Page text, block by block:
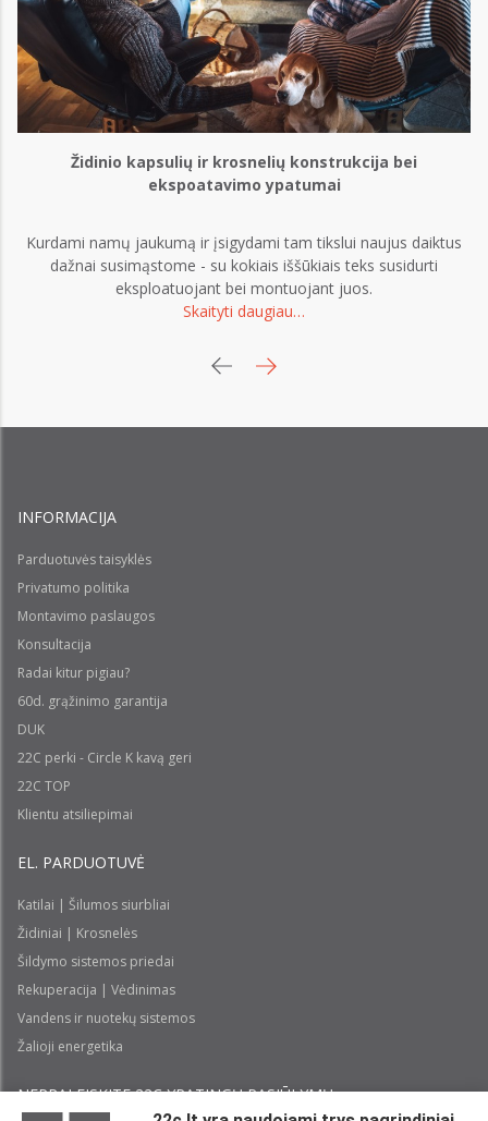
Židinio kapsulių ir krosnelių konstrukcija bei
ekspoatavimo ypatumai
Kurdami namų jaukumą ir įsigydami tam tikslui naujus daiktus
dažnai susimąstome - su kokiais iššūkiais teks susidurti
eksploatuojant bei montuojant juos.
Skaityti daugiau…
INFORMACIJA
Parduotuvės taisyklės
Privatumo politika
Montavimo paslaugos
Konsultacija
Radai kitur pigiau?
60d. grąžinimo garantija
DUK
22C perki - Circle K kavą geri
22C TOP
Klientu atsiliepimai
EL. PARDUOTUVĖ
Katilai | Šilumos siurbliai
Židiniai | Krosnelės
Šildymo sistemos priedai
Rekuperacija | Vėdinimas
Vandens ir nuotekų sistemos
Žalioji energetika
NEPRALEISKITE 22С YPATINGŲ PASIŪLYMŲ: